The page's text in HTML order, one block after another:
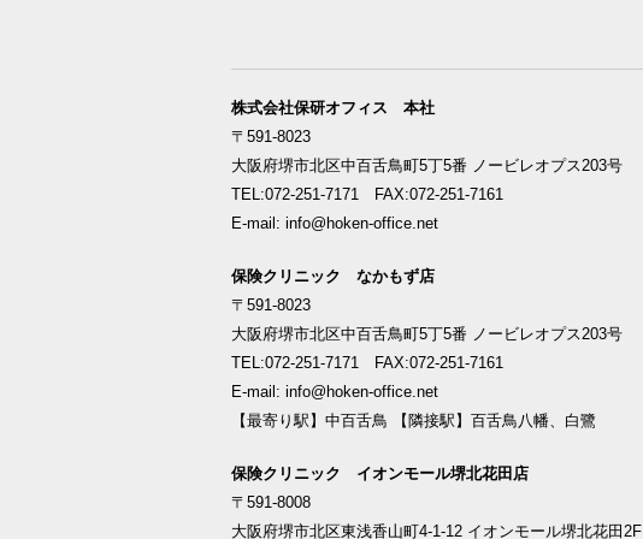
株式会社保研オフィス 本社
〒591-8023
大阪府堺市北区中百舌鳥町5丁5番 ノービレオプス203号
TEL:072-251-7171 FAX:072-251-7161
E-mail: info@hoken-office.net
保険クリニック なかもず店
〒591-8023
大阪府堺市北区中百舌鳥町5丁5番 ノービレオプス203号
TEL:072-251-7171 FAX:072-251-7161
E-mail: info@hoken-office.net
【最寄り駅】中百舌鳥 【隣接駅】百舌鳥八幡、白鷺
保険クリニック イオンモール堺北花田店
〒591-8008
大阪府堺市北区東浅香山町4-1-12 イオンモール堺北花田2F